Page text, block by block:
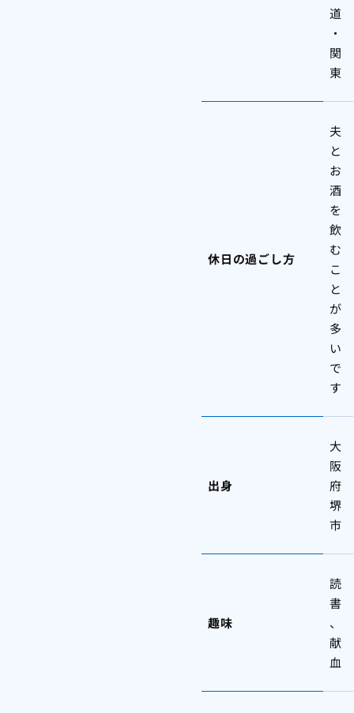
道
・
関
東
休日の過ごし方
夫
と
お
酒
を
飲
む
こ
と
が
多
い
で
す
出身
大
阪
府
堺
市
趣味
読
書
、
献
血